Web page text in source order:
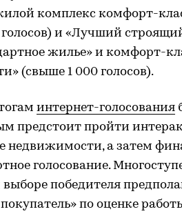
комплекс комфорт-
голосов) и «Лучший
жилье» и комфорт-
(свыше 1 000 голосов).
интернет-голосования
предстоит пройти
недвижимости, а затем
голосование.
победителя
по оценке